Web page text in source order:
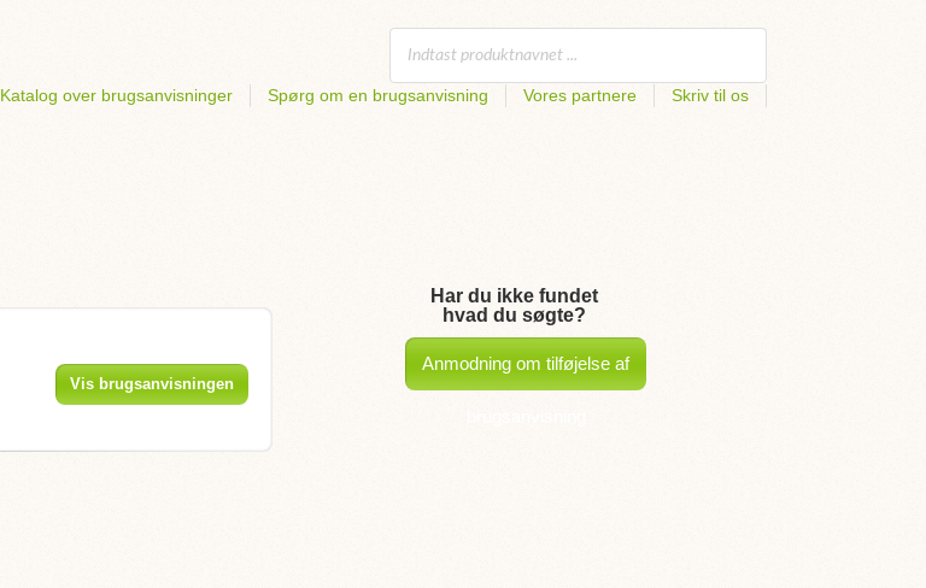
Katalog over brugsanvisninger Spørg om en brugsanvisning Vores partnere Skriv til os
Vis brugsanvisningen
Har du ikke fundet
hvad du søgte?
Anmodning om tilføjelse af